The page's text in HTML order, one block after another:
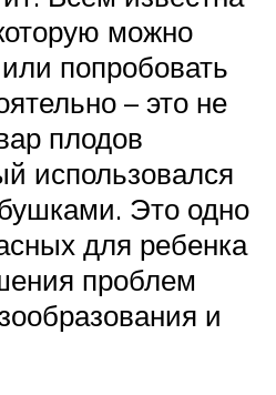
можно
попробовать
– это не
плодов
использовался
Это одно
для ребенка
проблем
и